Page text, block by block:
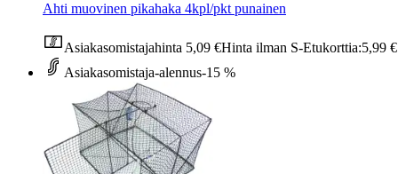
Ahti muovinen pikahaka 4kpl/pkt punainen
Asiakasomistajahinta 5,09 €Hinta ilman S-Etukorttia:5,99 €
Asiakasomistaja-alennus-15 %